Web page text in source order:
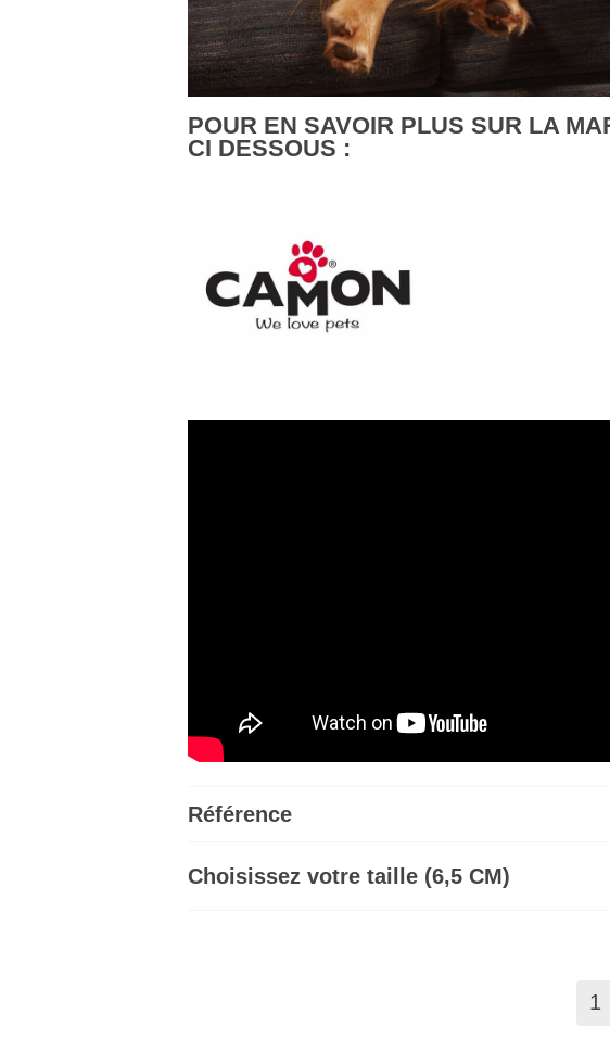
POUR EN SAVOIR PLUS SUR LA
CI DESSOUS :
Référence
Choisissez votre taille (6,5 CM)